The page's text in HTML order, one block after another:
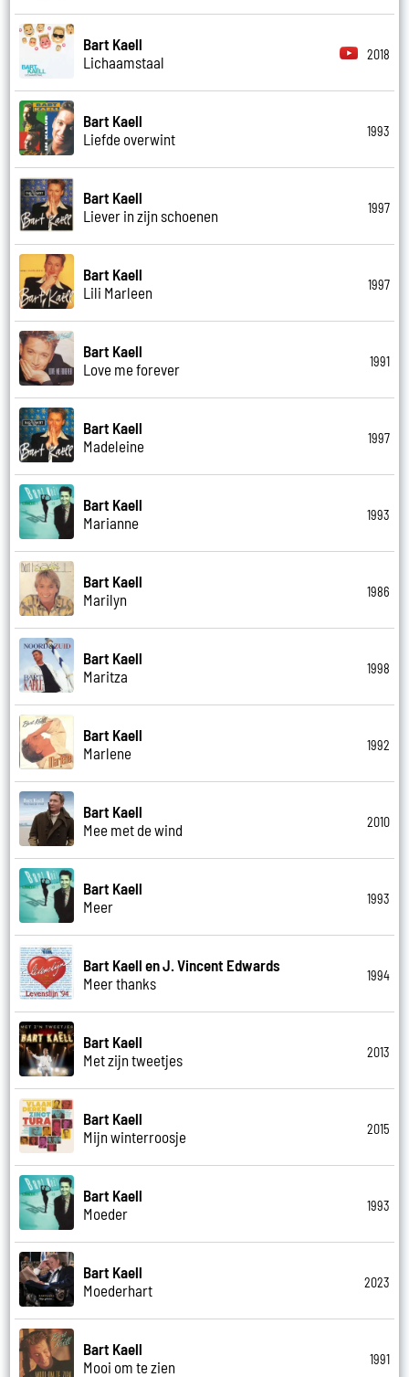
Bart Kaell
Lichaamstaal
2018
Bart Kaell
Liefde overwint
1993
Bart Kaell
Liever in zijn schoenen
1997
Bart Kaell
Lili Marleen
1997
Bart Kaell
Love me forever
1991
Bart Kaell
Madeleine
1997
Bart Kaell
Marianne
1993
Bart Kaell
Marilyn
1986
Bart Kaell
Maritza
1998
Bart Kaell
Marlene
1992
Bart Kaell
Mee met de wind
2010
Bart Kaell
Meer
1993
Bart Kaell en J. Vincent Edwards
Meer thanks
1994
Bart Kaell
Met zijn tweetjes
2013
Bart Kaell
Mijn winterroosje
2015
Bart Kaell
Moeder
1993
Bart Kaell
Moederhart
2023
Bart Kaell
Mooi om te zien
1991